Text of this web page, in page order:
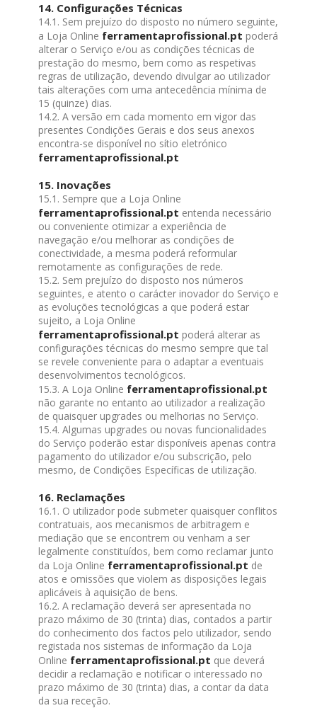
14. Configurações Técnicas
14.1. Sem prejuízo do disposto no número seguinte,
a Loja Online ferramentaprofissional.pt poderá
alterar o Serviço e/ou as condições técnicas de
prestação do mesmo, bem como as respetivas
regras de utilização, devendo divulgar ao utilizador
tais alterações com uma antecedência mínima de
15 (quinze) dias.
14.2. A versão em cada momento em vigor das
presentes Condições Gerais e dos seus anexos
encontra-se disponível no sítio eletrónico
ferramentaprofissional.pt
15. Inovações
15.1. Sempre que a Loja Online
ferramentaprofissional.pt entenda necessário
ou conveniente otimizar a experiência de
navegação e/ou melhorar as condições de
conectividade, a mesma poderá reformular
remotamente as configurações de rede.
15.2. Sem prejuízo do disposto nos números
seguintes, e atento o carácter inovador do Serviço e
as evoluções tecnológicas a que poderá estar
sujeito, a Loja Online
ferramentaprofissional.pt poderá alterar as
configurações técnicas do mesmo sempre que tal
se revele conveniente para o adaptar a eventuais
desenvolvimentos tecnológicos.
15.3. A Loja Online ferramentaprofissional.pt
não garante no entanto ao utilizador a realização
de quaisquer upgrades ou melhorias no Serviço.
15.4. Algumas upgrades ou novas funcionalidades
do Serviço poderão estar disponíveis apenas contra
pagamento do utilizador e/ou subscrição, pelo
mesmo, de Condições Específicas de utilização.
16. Reclamações
16.1. O utilizador pode submeter quaisquer conflitos
contratuais, aos mecanismos de arbitragem e
mediação que se encontrem ou venham a ser
legalmente constituídos, bem como reclamar junto
da Loja Online ferramentaprofissional.pt de
atos e omissões que violem as disposições legais
aplicáveis à aquisição de bens.
16.2. A reclamação deverá ser apresentada no
prazo máximo de 30 (trinta) dias, contados a partir
do conhecimento dos factos pelo utilizador, sendo
registada nos sistemas de informação da Loja
Online ferramentaprofissional.pt que deverá
decidir a reclamação e notificar o interessado no
prazo máximo de 30 (trinta) dias, a contar da data
da sua receção.